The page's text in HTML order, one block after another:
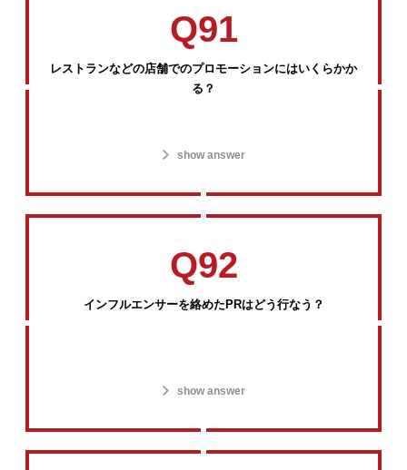
Q91
レストランなどの店舗でのプロモーションにはいくらかか
る？
show answer
Q92
インフルエンサーを絡めたPRはどう行なう？
show answer